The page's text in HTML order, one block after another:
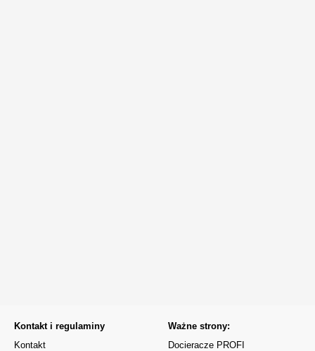
Kontakt i regulaminy
Kontakt
Ważne strony:
Docieracze PROFI